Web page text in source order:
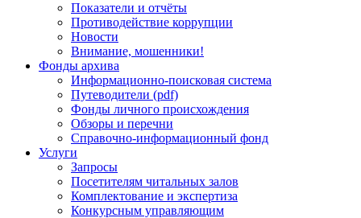
Показатели и отчёты
Противодействие коррупции
Новости
Внимание, мошенники!
Фонды архива
Информационно-поисковая система
Путеводители (pdf)
Фонды личного происхождения
Обзоры и перечни
Справочно-информационный фонд
Услуги
Запросы
Посетителям читальных залов
Комплектование и экспертиза
Конкурсным управляющим